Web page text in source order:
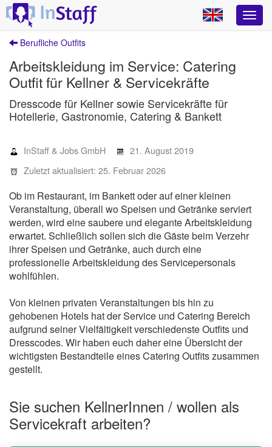
Berufliche Outfits
Arbeitskleidung im Service: Catering
Outfit für Kellner & Servicekräfte
Dresscode für Kellner sowie Servicekräfte für
Hotellerie, Gastronomie, Catering & Bankett
InStaff & Jobs GmbH
21. August 2019
Zuletzt aktualisiert: 25. Februar 2026
Ob im Restaurant, im Bankett oder auf einer kleinen
Veranstaltung, überall wo Speisen und Getränke serviert
werden, wird eine saubere und elegante Arbeitskleidung
erwartet. Schließlich sollen sich die Gäste beim Verzehr
ihrer Speisen und Getränke, auch durch eine
professionelle Arbeitskleidung des Servicepersonals
wohlfühlen.
Von kleinen privaten Veranstaltungen bis hin zu
gehobenen Hotels hat der Service und Catering Bereich
aufgrund seiner Vielfältigkeit verschiedenste Outfits und
Dresscodes. Wir haben euch daher eine Übersicht der
wichtigsten Bestandteile eines Catering Outfits zusammen
gestellt.
Sie suchen KellnerInnen / wollen als
Servicekraft arbeiten?